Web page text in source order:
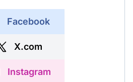
Facebook
X.com
Instagram